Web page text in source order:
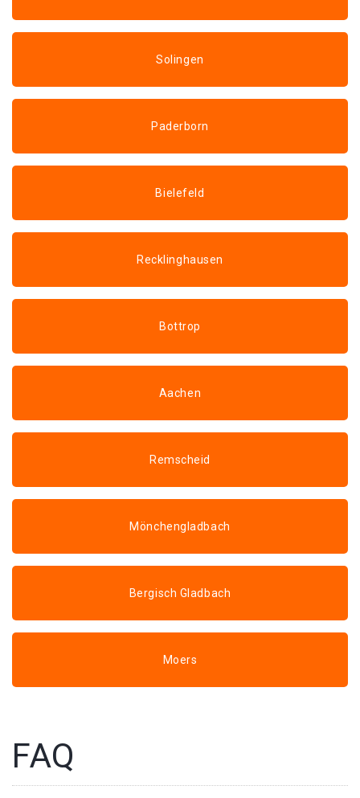
Solingen
Paderborn
Bielefeld
Recklinghausen
Bottrop
Aachen
Remscheid
Mönchengladbach
Bergisch Gladbach
Moers
FAQ